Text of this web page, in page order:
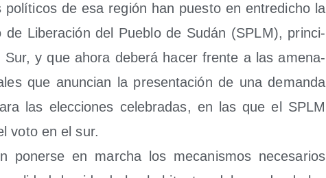
polí­ti­cos de esa región han pues­to en entre­di­cho la
de Libe­ra­ción del Pue­blo de Sudán (SPLM), prin­ci­
Sur, y que aho­ra debe­rá hacer fren­te a las ame­na­
que anun­cian la pre­sen­ta­ción de una deman­da
las elec­cio­nes cele­bra­das, en las que el SPLM
voto en el sur.
poner­se en mar­cha los meca­nis­mos nece­sa­rios